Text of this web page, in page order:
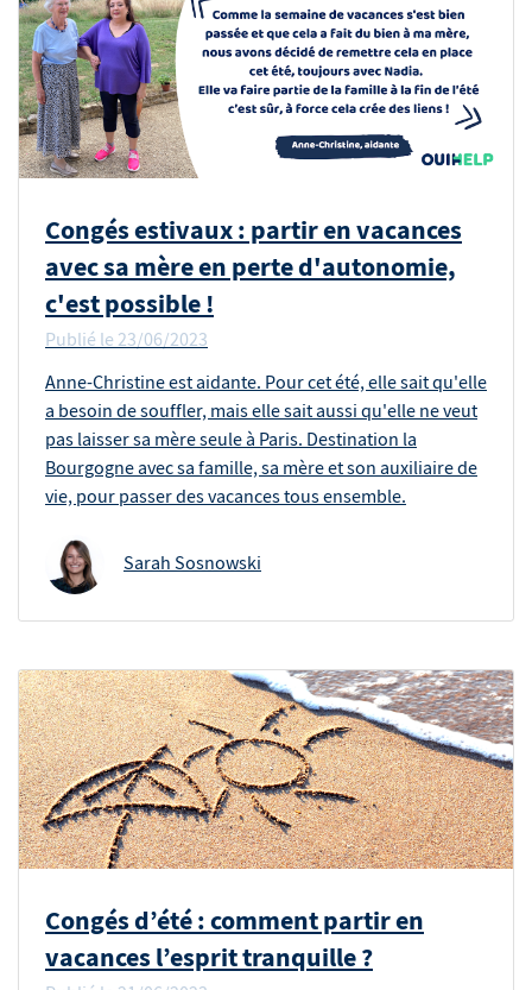
Congés estivaux : partir en vacances
avec sa mère en perte d'autonomie,
c'est possible !
Publié le 23/06/2023
Anne-Christine est aidante. Pour cet été, elle sait qu'elle
a besoin de souffler, mais elle sait aussi qu'elle ne veut
pas laisser sa mère seule à Paris. Destination la
Bourgogne avec sa famille, sa mère et son auxiliaire de
vie, pour passer des vacances tous ensemble.
Sarah Sosnowski
Congés d’été : comment partir en
vacances l’esprit tranquille ?